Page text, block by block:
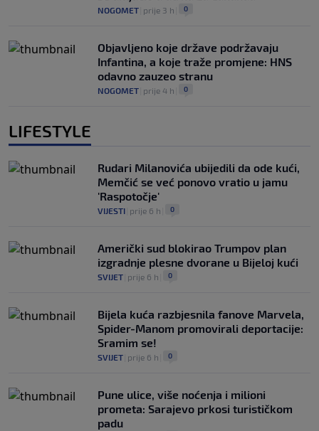
NOGOMET prije 3 h 0
Objavljeno koje države podržavaju
Infantina, a koje traže promjene: HNS
odavno zauzeo stranu
NOGOMET prije 4 h 0
LIFESTYLE
Rudari Milanovića ubijedili da ode kući,
Memčić se već ponovo vratio u jamu
'Raspotočje'
VIJESTI prije 6 h 0
Američki sud blokirao Trumpov plan
izgradnje plesne dvorane u Bijeloj kući
SVIJET prije 6 h 0
Bijela kuća razbjesnila fanove Marvela,
Spider-Manom promovirali deportacije:
Sramim se!
SVIJET prije 6 h 0
Pune ulice, više noćenja i milioni
prometa: Sarajevo prkosi turističkom
padu